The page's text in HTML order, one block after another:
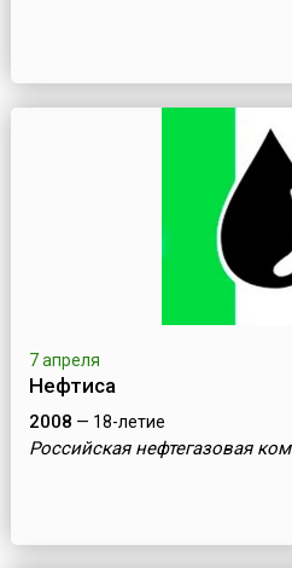
7 апреля
Нефтиса
2008 — 18-летие
Российская нефтегазовая